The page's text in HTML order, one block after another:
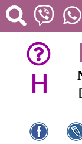
H